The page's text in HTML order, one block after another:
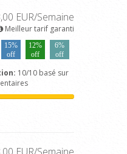
EUR/Semaine
Meilleur tarif garanti
15%
off
12%
off
6%
off
10/10 basé sur